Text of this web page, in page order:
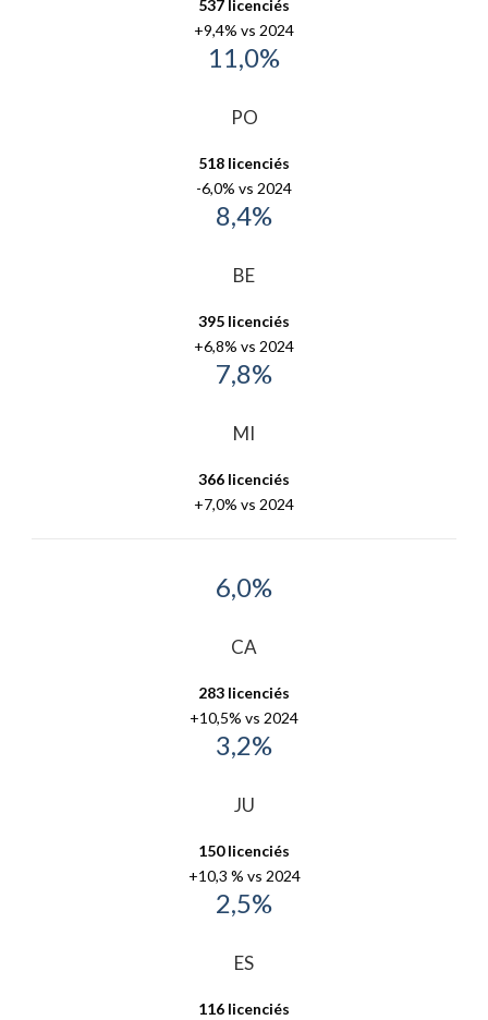
537 licenciés
+9,4% vs 2024
11,0%
PO
518 licenciés
-6,0% vs 2024
8,4%
BE
395 licenciés
+6,8% vs 2024
7,8%
MI
366 licenciés
+7,0% vs 2024
6,0%
CA
283 licenciés
+10,5% vs 2024
3,2%
JU
150 licenciés
+10,3 % vs 2024
2,5%
ES
116 licenciés